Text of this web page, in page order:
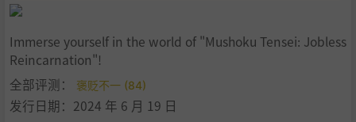
1
3. About the Game
4.系统需求
5.支持作者
6.中文设置
Immerse yourself in the world of "Mushoku Tensei: Jobless
Reincarnation"!
全部评测：
褒贬不一 (84)
发行日期：2024 年 6 月 19 日